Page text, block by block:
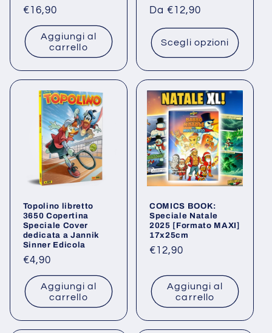
Prezzo
listino
€16,90
Aggiungi al
carrello
Prezzo
listino
Da €12,90
Scegli opzioni
Topolino libretto
3650 Copertina
Speciale Cover
dedicata a Jannik
Sinner Edicola
Prezzo
listino
€4,90
Aggiungi al
carrello
COMICS BOOK:
Speciale Natale
2025 [Formato MAXI]
17x25cm
Prezzo
listino
€12,90
Aggiungi al
carrello